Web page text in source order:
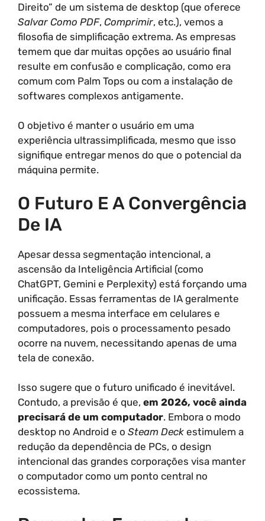
Direito” de um sistema de desktop (que oferece
Salvar Como PDF, Comprimir, etc.), vemos a
filosofia de simplificação extrema. As empresas
temem que dar muitas opções ao usuário final
resulte em confusão e complicação, como era
comum com Palm Tops ou com a instalação de
softwares complexos antigamente.
O objetivo é manter o usuário em uma
experiência ultrassimplificada, mesmo que isso
signifique entregar menos do que o potencial da
máquina permite.
O Futuro E A Convergência
De IA
Apesar dessa segmentação intencional, a
ascensão da Inteligência Artificial (como
ChatGPT, Gemini e Perplexity) está forçando uma
unificação. Essas ferramentas de IA geralmente
possuem a mesma interface em celulares e
computadores, pois o processamento pesado
ocorre na nuvem, necessitando apenas de uma
tela de conexão.
Isso sugere que o futuro unificado é inevitável.
Contudo, a previsão é que, em 2026, você ainda
precisará de um computador. Embora o modo
desktop no Android e o Steam Deck estimulem a
redução da dependência de PCs, o design
intencional das grandes corporações visa manter
o computador como um ponto central no
ecossistema.